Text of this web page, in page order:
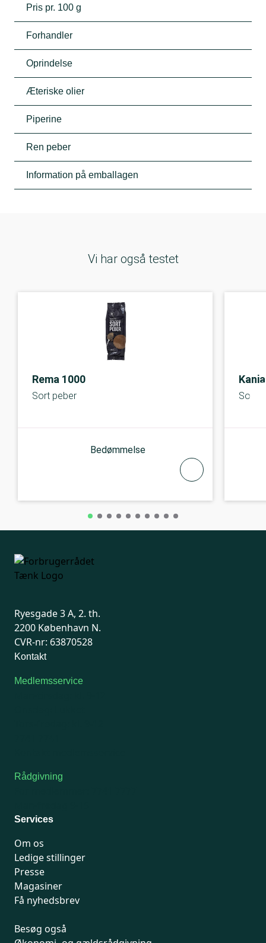
Pris pr. 100 g
Forhandler
Oprindelse
Æteriske olier
Piperine
Ren peber
Information på emballagen
Vi har også testet
Rema 1000
Sort peber
Bedømmelse
Kania
Sort
Ryesgade 3 A, 2. th.
2200 København N.
CVR-nr: 63870528
Kontakt
Medlemsservice
Rådgivning
Services
Om os
Ledige stillinger
Presse
Magasiner
Få nyhedsbrev
Besøg også